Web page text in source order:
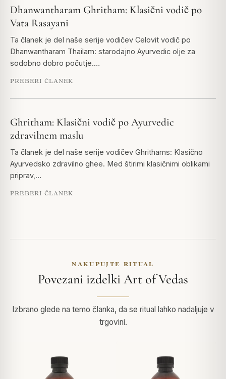
Dhanwantharam Ghritham: Klasični vodič po
Vata Rasayani
Ta članek je del naše serije vodičev Celovit vodič po
Dhanwantharam Thailam: starodajno Ayurvedic olje za
sodobno dobro počutje.…
PREBERI ČLANEK
Ghritham: Klasični vodič po Ayurvedic
zdravilnem maslu
Ta članek je del naše serije vodičev Ghrithams: Klasično
Ayurvedsko zdravilno ghee. Med štirimi klasičnimi oblikami
priprav,…
PREBERI ČLANEK
NAKUPUJTE RITUAL
Povezani izdelki Art of Vedas
Izbrano glede na temo članka, da se ritual lahko nadaljuje v
trgovini.